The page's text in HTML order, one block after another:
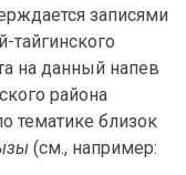
записями
тайгинского
на данный напев
района
тематике близок
(см., например: